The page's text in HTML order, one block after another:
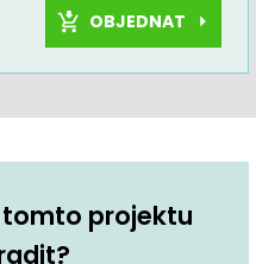
OBJEDNAT
projektu